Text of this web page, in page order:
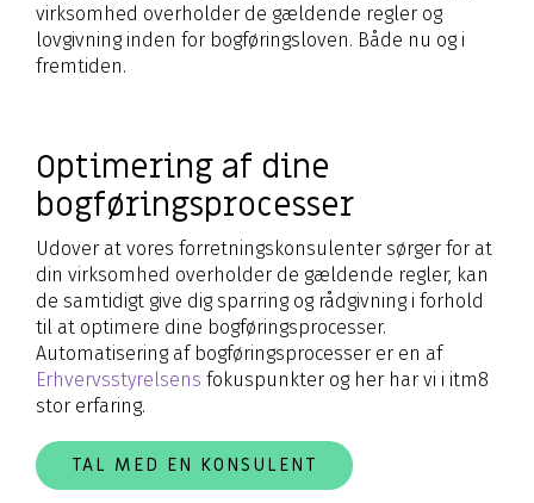
virksomhed overholder de gældende regler og
lovgivning inden for bogføringsloven. Både nu og i
fremtiden.
Optimering af dine
bogføringsprocesser
Udover at vores forretningskonsulenter sørger for at
din virksomhed overholder de gældende regler, kan
de samtidigt give dig sparring og rådgivning i forhold
til at optimere dine bogføringsprocesser.
Automatisering af bogføringsprocesser er en af
Erhvervsstyrelsens fokuspunkter og her har vi i itm8
stor erfaring.
TAL MED EN KONSULENT